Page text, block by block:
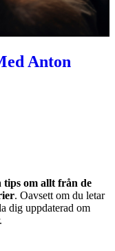
Anton
tips om allt från de
. Oavsett om du letar
dig uppdaterad om